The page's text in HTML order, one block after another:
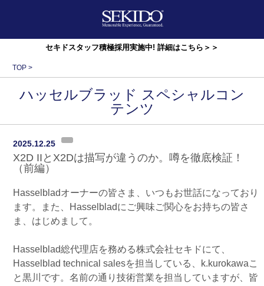
セキドスタッフ積極採用実施中! 詳細はこちら＞＞
TOP >
ハッセルブラッド スペシャルコン
テンツ
2025.12.25
X2D IIとX2Dは描写が違うのか。噂を徹底検証！
（前編）
Hasselbladオーナーの皆さま、いつもお世話になっており
ます。また、Hasselbladにご興味ご関心をお持ちの皆さ
ま、はじめまして。
Hasselblad総代理店を務める株式会社セキドにて、
Hasselblad technical salesを担当している、k.kurokawaこ
と黒川です。名前の通り技術営業を担当していますが、皆